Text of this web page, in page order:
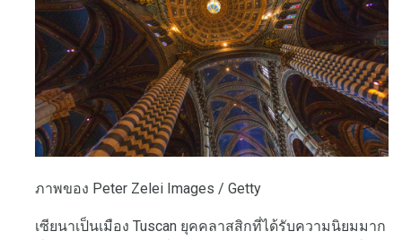
ภาพของ Peter Zelei Images / Getty
เซียนาเป็นเมือง Tuscan ยุคคลาสสิกที่ได้รับความนิยมมาก